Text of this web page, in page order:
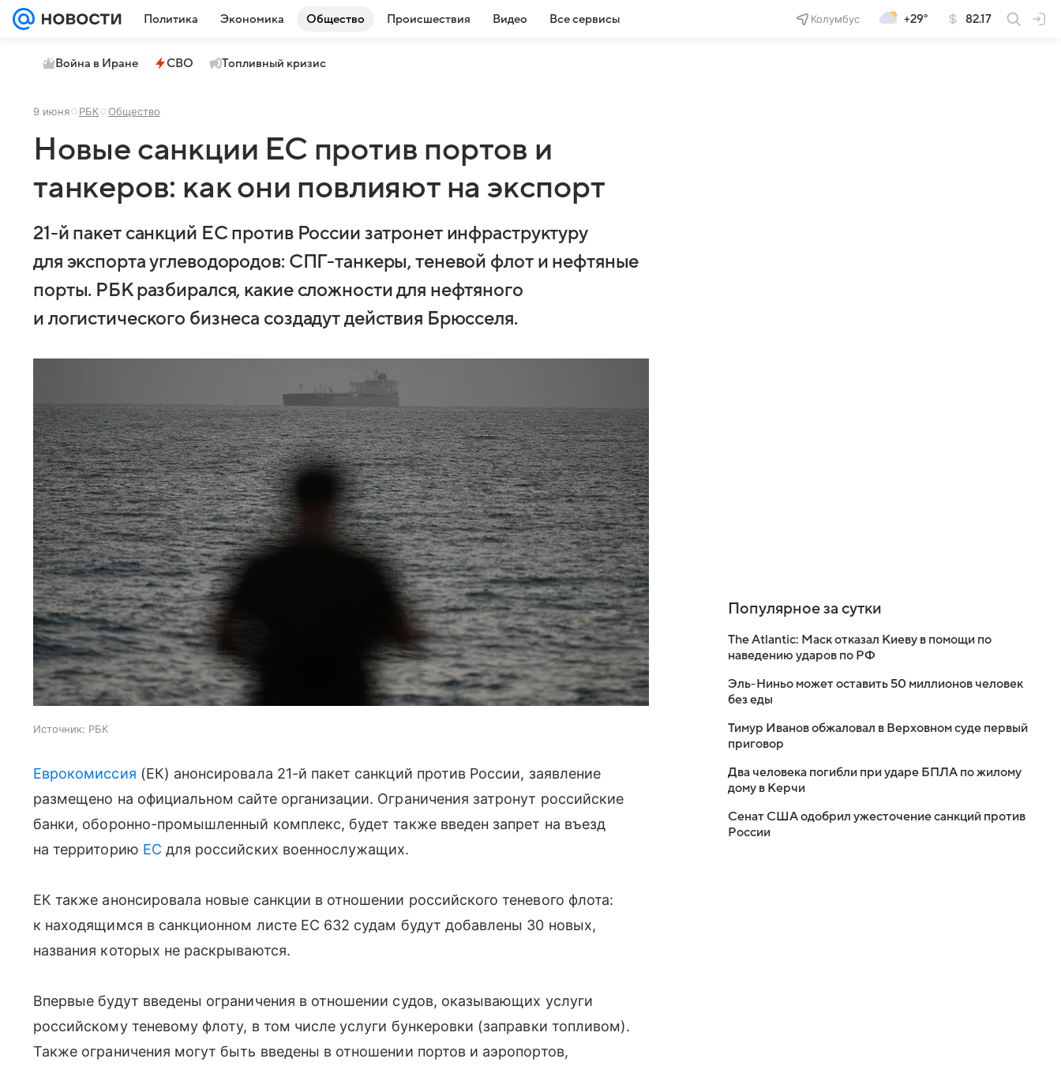
Политика Экономика Общество Происшествия Видео Все сервисы Колумбус +29° 82.17
Война в Иране СВО Топливный кризис
9 июня РБК Общество
Новые санкции ЕС против портов и
танкеров: как они повлияют на экспорт
21-й пакет санкций ЕС против России затронет инфраструктуру
для экспорта углеводородов: СПГ-танкеры, теневой флот и нефтяные
порты. РБК разбирался, какие сложности для нефтяного
и логистического бизнеса создадут действия Брюсселя.
Источник: РБК
Еврокомиссия (ЕК) анонсировала 21-й пакет санкций против России, заявление
размещено на официальном сайте организации. Ограничения затронут российские
банки, оборонно-промышленный комплекс, будет также введен запрет на въезд
на территорию ЕС для российских военнослужащих.
ЕК также анонсировала новые санкции в отношении российского теневого флота:
к находящимся в санкционном листе ЕС 632 судам будут добавлены 30 новых,
названия которых не раскрываются.
Впервые будут введены ограничения в отношении судов, оказывающих услуги
российскому теневому флоту, в том числе услуги бункеровки (заправки топливом).
Также ограничения могут быть введены в отношении портов и аэропортов,
Популярное за сутки
The Atlantic: Маск отказал Киеву в помощи по
наведению ударов по РФ
Эль-Ниньо может оставить 50 миллионов человек
без еды
Тимур Иванов обжаловал в Верховном суде первый
приговор
Два человека погибли при ударе БПЛА по жилому
дому в Керчи
Сенат США одобрил ужесточение санкций против
России